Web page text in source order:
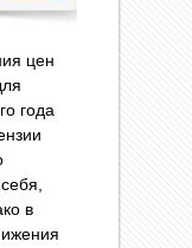
цен
года
в